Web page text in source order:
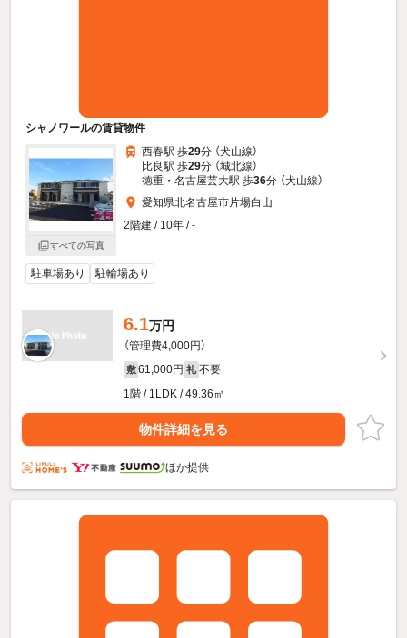
シャノワールの賃貸物件
すべての写真
西春駅 歩29分 （犬山線）
比良駅 歩29分 （城北線）
徳重・名古屋芸大駅 歩36分 （犬山線）
愛知県北名古屋市片場白山
2階建 / 10年 / -
駐車場あり 駐輪場あり
6.1万円
（管理費4,000円）
敷 61,000円 礼 不要
1階 / 1LDK / 49.36㎡
物件詳細を見る
ほか提供